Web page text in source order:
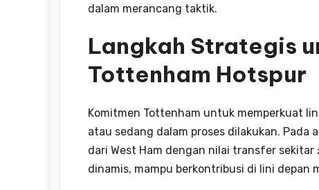
dalam merancang taktik.
Langkah Strategis
Tottenham Hotspur
Komitmen Tottenham untuk memperkuat
atau sedang dalam proses dilakukan. Pada
dari West Ham dengan nilai transfer
dinamis, mampu berkontribusi di lini depan